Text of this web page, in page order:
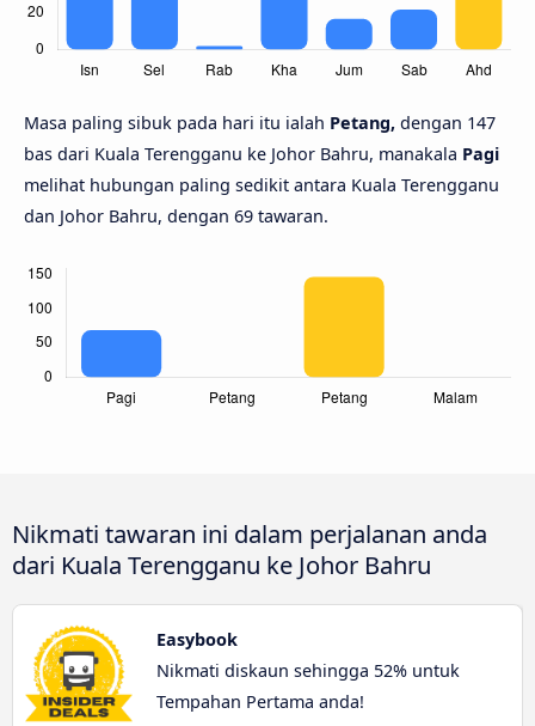
Masa paling sibuk pada hari itu ialah Petang, dengan 147
bas dari Kuala Terengganu ke Johor Bahru, manakala Pagi
melihat hubungan paling sedikit antara Kuala Terengganu
dan Johor Bahru, dengan 69 tawaran.
Nikmati tawaran ini dalam perjalanan anda
dari Kuala Terengganu ke Johor Bahru
Easybook
Nikmati diskaun sehingga 52% untuk
Tempahan Pertama anda!